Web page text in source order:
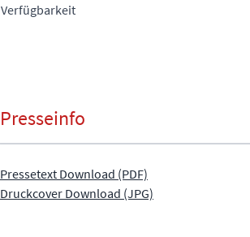
Verfügbarkeit
Presseinfo
Pressetext Download (PDF)
Druckcover Download (JPG)